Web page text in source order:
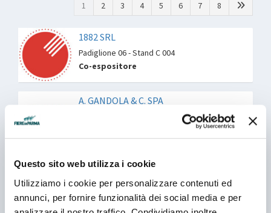
Questo sito web utilizza i cookie
Utilizziamo i cookie per personalizzare contenuti ed
annunci, per fornire funzionalità dei social media e per
1 2 3 4 5 6 7 8
1882 SRL
Padiglione 06 - Stand C 004
Co-espositore
A. GANDOLA & C. SPA
A.C. SRL - ASTORIA VINI
Padiglione 06 - Stand H 006